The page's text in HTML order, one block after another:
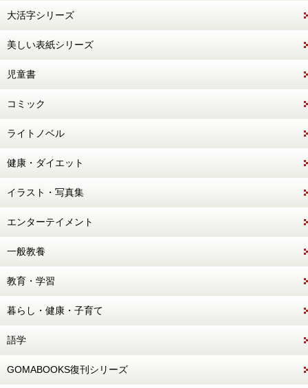
大活字シリーズ
美しい表紙シリーズ
児童書
コミック
ライトノベル
健康・ダイエット
イラスト・写真集
エンターテイメント
一般教養
教育・学習
暮らし・健康・子育て
語学
GOMABOOKS復刊シリーズ